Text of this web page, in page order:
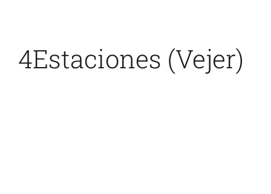
4Estaciones (Vejer)